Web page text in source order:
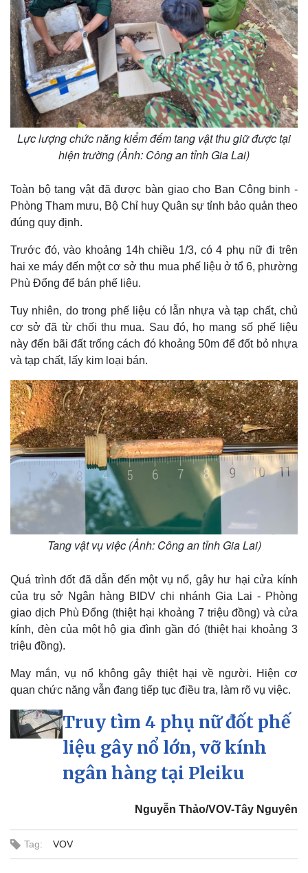
Thế giới
Hồ sơ
Multimedia
Video
E-Magazine
Infographic
Khởi nghiệp
Thị trường
Tiêu dùng
Tỷ giá
Chứng khoán
Giá cà phê
Lực lượng chức năng kiểm đếm tang vật thu giữ được tại
hiện trường (Ảnh: Công an tỉnh Gia Lai)
Toàn bộ tang vật đã được bàn giao cho Ban Công binh -
Phòng Tham mưu, Bộ Chỉ huy Quân sự tỉnh bảo quản theo
đúng quy định.
Trước đó, vào khoảng 14h chiều 1/3, có 4 phụ nữ đi trên
hai xe máy đến một cơ sở thu mua phế liệu ở tổ 6, phường
Phù Đổng để bán phế liệu.
Tuy nhiên, do trong phế liệu có lẫn nhựa và tạp chất, chủ
cơ sở đã từ chối thu mua. Sau đó, họ mang số phế liệu
này đến bãi đất trống cách đó khoảng 50m để đốt bỏ nhựa
và tạp chất, lấy kim loại bán.
Tang vật vụ việc (Ảnh: Công an tỉnh Gia Lai)
Quá trình đốt đã dẫn đến một vụ nổ, gây hư hại cửa kính
của trụ sở Ngân hàng BIDV chi nhánh Gia Lai - Phòng
giao dịch Phù Đổng (thiệt hại khoảng 7 triệu đồng) và cửa
kính, đèn của một hộ gia đình gần đó (thiệt hại khoảng 3
triệu đồng).
May mắn, vụ nổ không gây thiệt hại về người. Hiện cơ
quan chức năng vẫn đang tiếp tục điều tra, làm rõ vụ việc.
Truy tìm 4 phụ nữ đốt phế
liệu gây nổ lớn, vỡ kính
ngân hàng tại Pleiku
Nguyễn Thảo/VOV-Tây Nguyên
Tag: VOV